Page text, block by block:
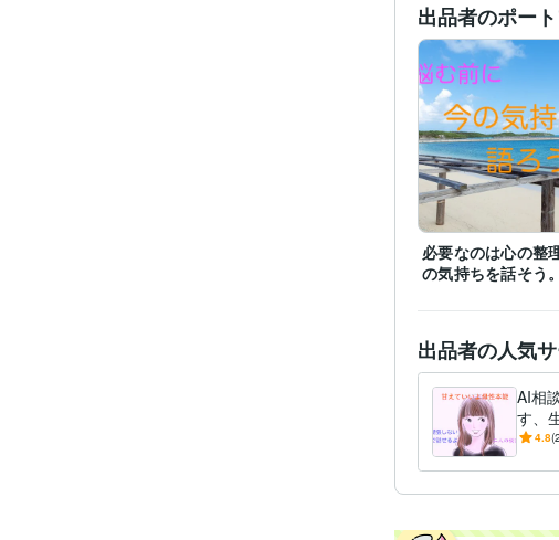
経験職種
受賞歴
資格・検定
得意分野
出品者のポー
必要なのは心の整
の気持ちを話そう。
出品者の人気
AI相
す、
リラ
4.8